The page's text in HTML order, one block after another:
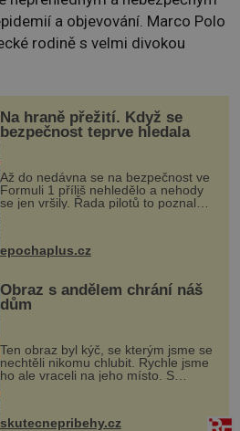
a objevování. Marco Polo
rodině s velmi divokou
Na hraně přežití. Když se
bezpečnost teprve hledala
Až do nedávna se na bezpečnost ve
Formuli 1 příliš nehledělo a nehody
se jen vršily. Řada pilotů to poznala
na vlastní kůži, často s trvalými
následky nebo bohužel i ztrátou
života. Dnes nepochopiteln...
epochaplus.cz
Obraz s andělem chrání náš
dům
Ten obraz byl kýč, se kterým jsme se
nechtěli nikomu chlubit. Rychle jsme
ho ale vraceli na jeho místo. S
manželem Vaškem jsme si pořídili
chaloupku, takový domek na severu
Čech, kde jsme si naplánova...
skutecnepribehy.cz